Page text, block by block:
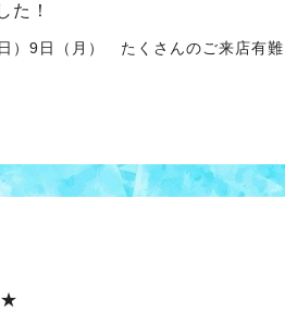
た！
）9日（月） たくさんのご来店有
★